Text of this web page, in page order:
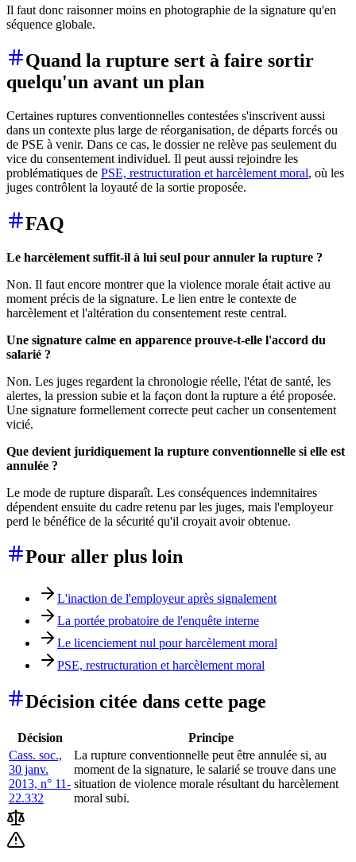
Il faut donc raisonner moins en photographie de la signature qu'en
séquence globale.
Quand la rupture sert à faire sortir
quelqu'un avant un plan
Certaines ruptures conventionnelles contestées s'inscrivent aussi
dans un contexte plus large de réorganisation, de départs forcés ou
de PSE à venir. Dans ce cas, le dossier ne relève pas seulement du
vice du consentement individuel. Il peut aussi rejoindre les
problématiques de PSE, restructuration et harcèlement moral, où les
juges contrôlent la loyauté de la sortie proposée.
FAQ
Le harcèlement suffit-il à lui seul pour annuler la rupture ?
Non. Il faut encore montrer que la violence morale était active au
moment précis de la signature. Le lien entre le contexte de
harcèlement et l'altération du consentement reste central.
Une signature calme en apparence prouve-t-elle l'accord du
salarié ?
Non. Les juges regardent la chronologie réelle, l'état de santé, les
alertes, la pression subie et la façon dont la rupture a été proposée.
Une signature formellement correcte peut cacher un consentement
vicié.
Que devient juridiquement la rupture conventionnelle si elle est
annulée ?
Le mode de rupture disparaît. Les conséquences indemnitaires
dépendent ensuite du cadre retenu par les juges, mais l'employeur
perd le bénéfice de la sécurité qu'il croyait avoir obtenue.
Pour aller plus loin
L'inaction de l'employeur après signalement
La portée probatoire de l'enquête interne
Le licenciement nul pour harcèlement moral
PSE, restructuration et harcèlement moral
Décision citée dans cette page
Décision
Principe
Cass. soc.,
30 janv.
2013, n° 11-
22.332
La rupture conventionnelle peut être annulée si, au
moment de la signature, le salarié se trouve dans une
situation de violence morale résultant du harcèlement
moral subi.